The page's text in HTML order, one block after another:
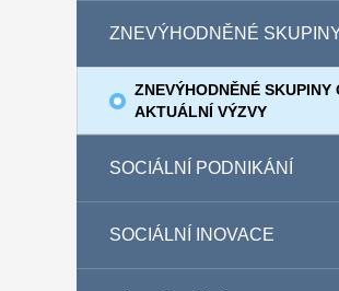
ZNEVÝHODNĚNÉ
ZNEVÝHODNĚNÉ SKUPINY
AKTUÁLNÍ VÝZVY
SOCIÁLNÍ PODNIKÁNÍ
SOCIÁLNÍ INOVACE